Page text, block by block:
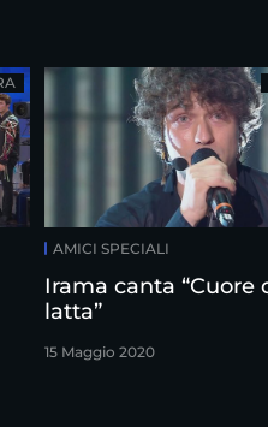
AMICI SPECIALI
Irama canta “Cuore
latta”
15 Maggio 2020